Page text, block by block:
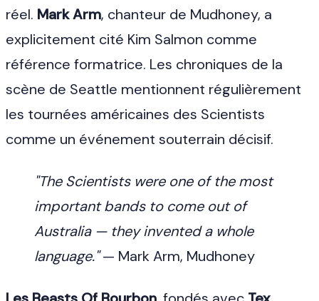
réel. Mark Arm, chanteur de Mudhoney, a
explicitement cité Kim Salmon comme
référence formatrice. Les chroniques de la
scène de Seattle mentionnent régulièrement
les tournées américaines des Scientists
comme un événement souterrain décisif.
"The Scientists were one of the most
important bands to come out of
Australia — they invented a whole
language."— Mark Arm, Mudhoney